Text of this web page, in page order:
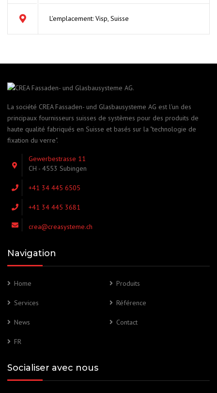
L'emplacement: Visp, Suisse
La société CREA Fassaden- und Glasbausysteme AG est l'un des
principaux fournisseurs suisses de systèmes pour des produits de
haute qualité fabriqués en Suisse et basés sur la "technologie de
fixation du verre".
Gewerbestrasse 11
CH - 4553 Subingen
+41 34 445 6505
+41 34 445 3681
crea@creasysteme.ch
Navigation
Home Produits
Services Référence
News Contact
FR
Socialiser avec nous